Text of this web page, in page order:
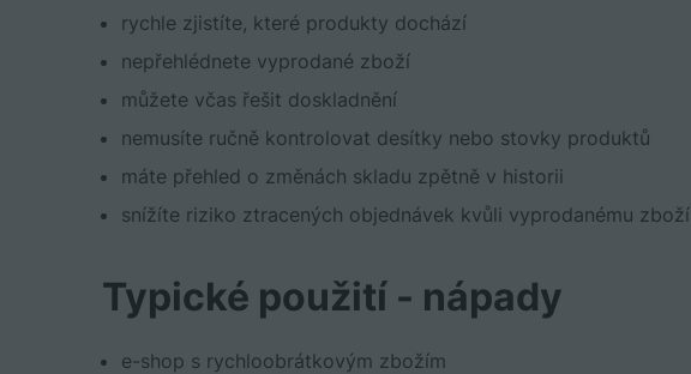
rychle zjistíte, které produkty dochází
nepřehlédnete vyprodané zboží
můžete včas řešit doskladnění
nemusíte ručně kontrolovat desítky nebo stovky produktů
máte přehled o změnách skladu zpětně v historii
snížíte riziko ztracených objednávek kvůli vyprodanému zboží
Typické použití - nápady
e-shop s rychloobrátkovým zbožím